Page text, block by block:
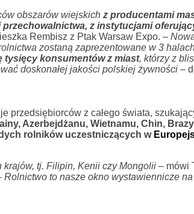
obszarów wiejskichz producentami
z instytucjami
Rembisz z Ptak Warsaw Expo. –
zostaną zaprezentowane w 3
tysięcy konsumentów z miast, którzy z
doskonałej jakości polskiej żywności–
przedsiębiorców z całego świata,
Azerbejdżanu, Wietnamu, Chin,
rolników uczestniczących w
krajów, tj. Filipin, Kenii czy Mongolii– mówi
Rolnictwo to nasze okno wystawiennicze